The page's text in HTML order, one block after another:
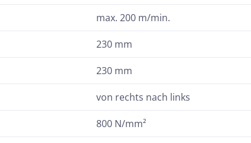
max. 200 m/min.
230 mm
230 mm
von rechts nach links
800 N/mm²